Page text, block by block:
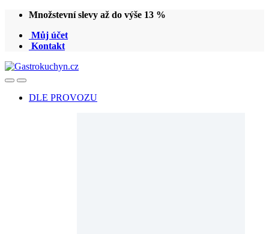
Přeskočit
navigaci
Přeskočit
obsah
Množstevní slevy až do výše 13 %
Můj účet
Kontakt
OpenClose
DLE PROVOZU